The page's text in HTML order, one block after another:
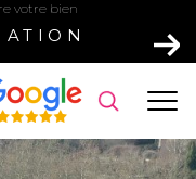
votre bien